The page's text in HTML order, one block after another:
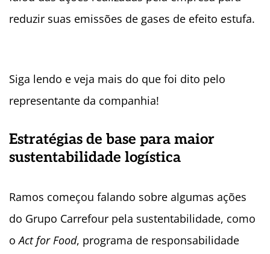
reduzir suas emissões de gases de efeito estufa.
Siga lendo e veja mais do que foi dito pelo
representante da companhia!
Estratégias de base para maior
sustentabilidade logística
Ramos começou falando sobre algumas ações
do Grupo Carrefour pela sustentabilidade, como
oAct for Food, programa de responsabilidade